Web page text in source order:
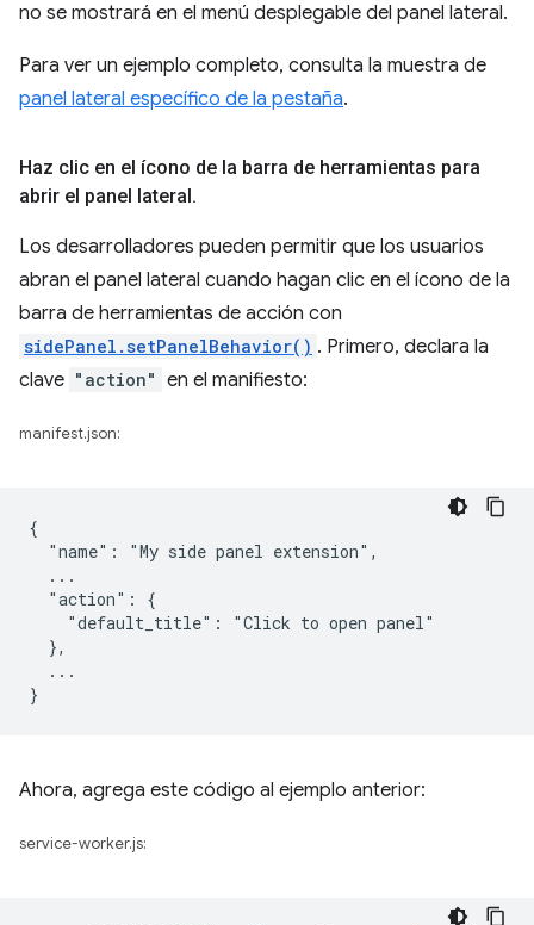
no se mostrará en el menú desplegable del panel lateral.
Para ver un ejemplo completo, consulta la muestra de
panel lateral específico de la pestaña.
Haz clic en el ícono de la barra de herramientas para
abrir el panel lateral .
Los desarrolladores pueden permitir que los usuarios
abran el panel lateral cuando hagan clic en el ícono de la
barra de herramientas de acción con
sidePanel.setPanelBehavior() . Primero, declara la
clave "action" en el manifiesto:
manifest.json:
{
  "name": "My side panel extension",
  ...
  "action": {
    "default_title": "Click to open panel"
  },
  ...
Ahora, agrega este código al ejemplo anterior:
service-worker.js: